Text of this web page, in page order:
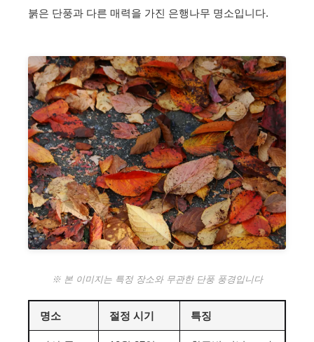
붉은 단풍과 다른 매력을 가진 은행나무 명소입니다.
※ 본 이미지는 특정 장소와 무관한 단풍 풍경입니다
명소 절정 시기 특징